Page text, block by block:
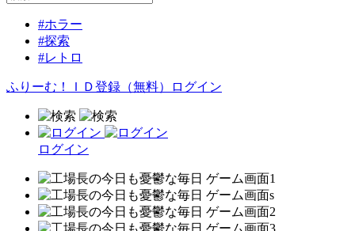
#ホラー
#探索
#レトロ
ふりーむ！ＩＤ登録（無料） ログイン
ログイン